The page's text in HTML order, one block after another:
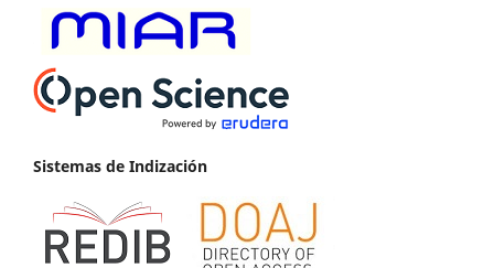
Sistemas de Indización